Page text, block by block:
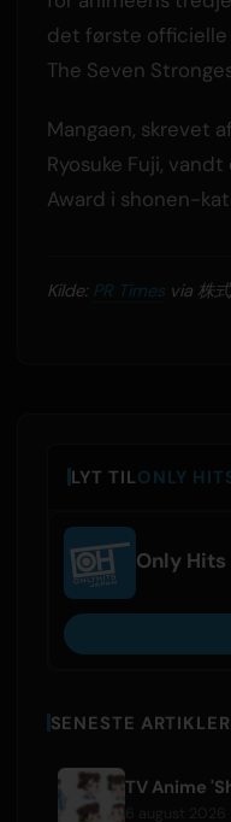
det første officielle
The Seven
Mangaen, skrevet
Ryosuke Fuji,
Award i shonen-
Kilde: PR Timesvia 株
LYT TILONLY
Only Hits
SENESTE ARTIKLER